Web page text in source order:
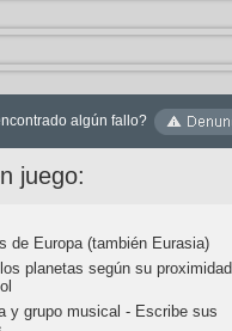
algún fallo?
juego:
de Europa (también Eurasia)
planetas según su proximidad
y grupo musical - Escribe sus